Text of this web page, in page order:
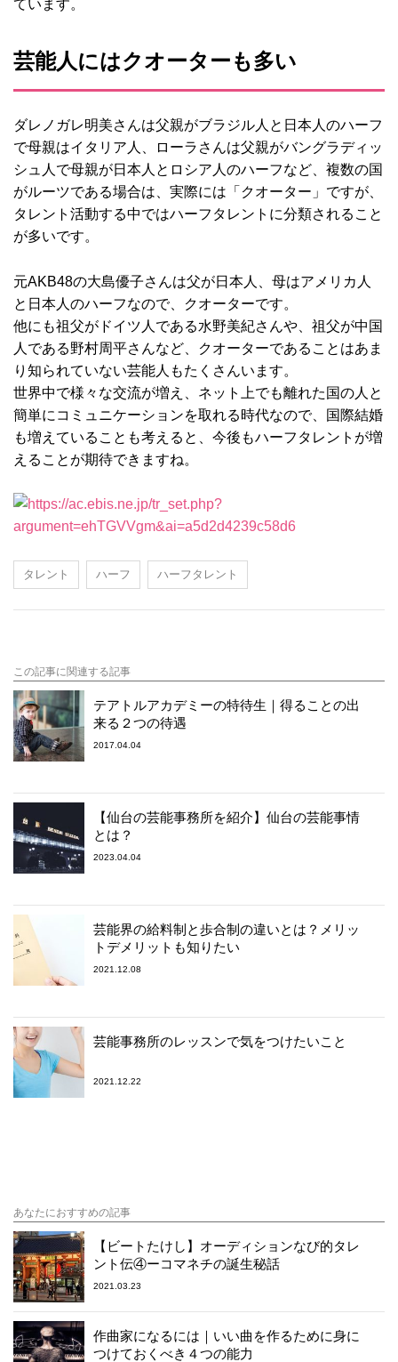
ています。
芸能人にはクオーターも多い
ダレノガレ明美さんは父親がブラジル人と日本人のハーフ
で母親はイタリア人、ローラさんは父親がバングラディッ
シュ人で母親が日本人とロシア人のハーフなど、複数の国
がルーツである場合は、実際には「クオーター」ですが、
タレント活動する中ではハーフタレントに分類されること
が多いです。
元AKB48の大島優子さんは父が日本人、母はアメリカ人
と日本人のハーフなので、クオーターです。
他にも祖父がドイツ人である水野美紀さんや、祖父が中国
人である野村周平さんなど、クオーターであることはあま
り知られていない芸能人もたくさんいます。
世界中で様々な交流が増え、ネット上でも離れた国の人と
簡単にコミュニケーションを取れる時代なので、国際結婚
も増えていることも考えると、今後もハーフタレントが増
えることが期待できますね。
タレント ハーフ ハーフタレント
この記事に関連する記事
テアトルアカデミーの特待生｜得ることの出
来る２つの待遇
2017.04.04
【仙台の芸能事務所を紹介】仙台の芸能事情
とは？
2023.04.04
芸能界の給料制と歩合制の違いとは？メリッ
トデメリットも知りたい
2021.12.08
芸能事務所のレッスンで気をつけたいこと
2021.12.22
あなたにおすすめの記事
【ビートたけし】オーディションなび的タレ
ント伝④ーコマネチの誕生秘話
2021.03.23
作曲家になるには｜いい曲を作るために身に
つけておくべき４つの能力